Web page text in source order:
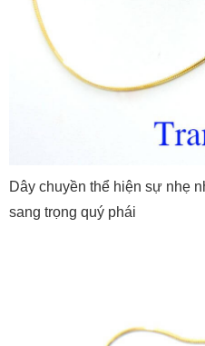
Dây chuyền thể hiện sự nhẹ
sang trọng quý phái